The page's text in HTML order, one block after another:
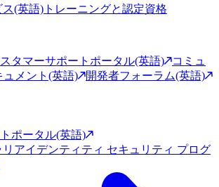
ス(英語) トレーニングと認定資格
タマーサポートポータル(英語)
コミュ
ュメント(英語)
開発者フォーラム(英語)
ポータル(英語)
アイデンティティ セキュリティ プログ